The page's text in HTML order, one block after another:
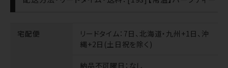
宅配便 リードタイム：7日、北海道・九州+1日、沖
縄+2日(土日祝を除く)
納品不可曜日 ：なし